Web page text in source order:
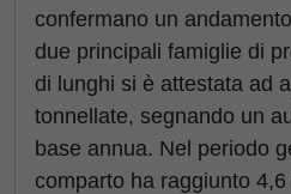
confermano un
due principali famiglie di
di lunghi si è attestata ad
tonnellate, segnando un
base annua. Nel periodo
comparto ha raggiunto